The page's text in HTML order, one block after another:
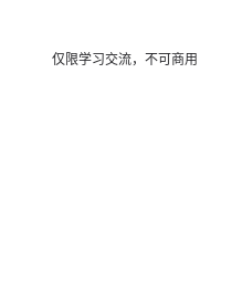
仅限学习交流，不可商用